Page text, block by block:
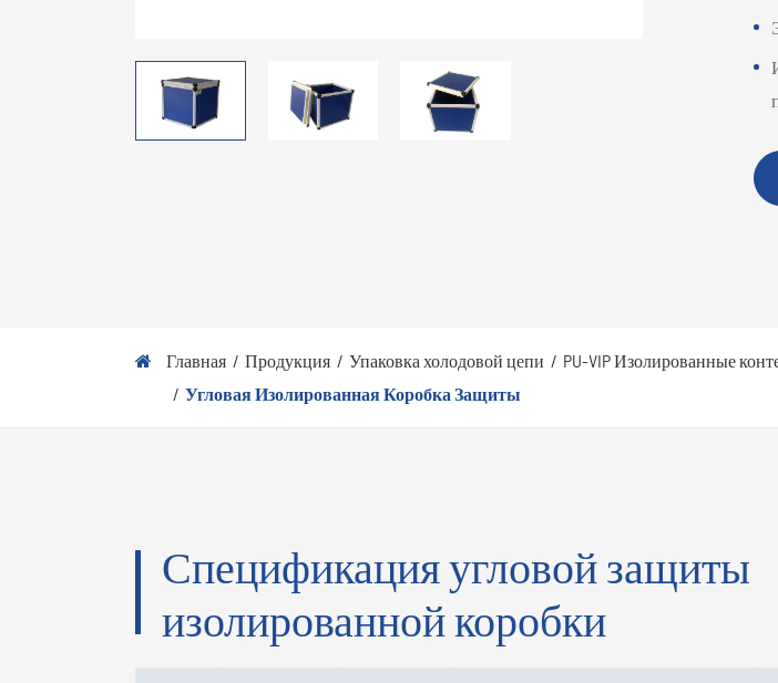
Главная Продукция Упаковка холодовой цепи PU-VIP Изолированные
Угловая Изолированная Коробка Защиты
Спецификация угловой защиты
изолированной коробки